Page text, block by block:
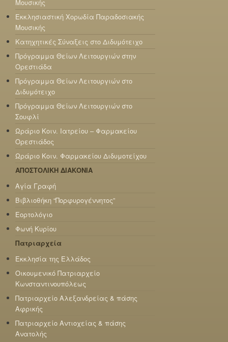
Μουσικής
Εκκλησιαστική Χορωδία Παραδοσιακής
Μουσικής
Κατηχητικές Σύναξεις στο Διδυμότειχο
Πρόγραμμα Θείων Λειτουργιών στην
Ορεστιάδα
Πρόγραμμα Θείων Λειτουργιών στο
Διδυμότειχο
Πρόγραμμα Θείων Λειτουργιών στο
Σουφλί
Ωράριο Κοιν. Ιατρείου – Φαρμακείου
Ορεστιάδος
Ωράριο Κοιν. Φαρμακείου Διδυμοτείχου
ΑΠΟΣΤΟΛΙΚΗ ΔΙΑΚΟΝΙΑ
Αγία Γραφή
Βιβλιοθήκη “Πορφυρογέννητος”
Εορτολόγιο
Φωνή Κυρίου
Πατριαρχεία
Εκκλησία της Ελλάδος
Οικουμενικό Πατριαρχείο
Κωνσταντινουπόλεως
Πατριαρχείο Αλεξανδρείας & πάσης
Αφρικής
Πατριαρχείο Αντιοχείας & πάσης
Ανατολής